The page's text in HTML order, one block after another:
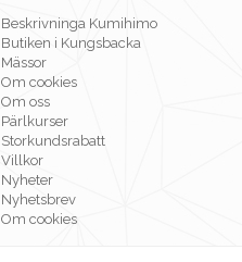
Beskrivninga Kumihimo
Butiken i Kungsbacka
Mässor
Om cookies
Om oss
Pärlkurser
Storkundsrabatt
Villkor
Nyheter
Nyhetsbrev
Om cookies